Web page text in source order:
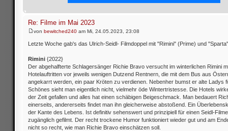
Re: Filme im Mai 2023
von bewitched240 am Mi, 24.05.2023, 23:08
Letzte Woche gab's das Ulrich-Seidl- Filmdoppel mit "Rimini" (Prime) und
Rimini {2022}
Der abgehalfterte Schlagersänger Richie Bravo versucht im winterlichen Rimini
Hotelauftritten vor jeweils wenigen Dutzend Rentnern, die mit dem Bus aus
angekarrt werden, ein paar Kröten zu verdienen. Nebenher bumst er alte Ladys
Schönes sieht man eigentlich nicht, vielmehr öde Wintertristesse. Die Hotels
der Zeit gefallen und alles hat einen schäbigen Beigeschmack. Man bedauert
einerseits, andererseits findet man ihn gleicherweise abstoßend. Ein
der Kante des Lebens. Ist definitiv sehenswert und prinzipiell für einen Seidl-
zugänglich gefilmt. Der recht trockene Humor funktioniert wieder gut und am
nicht so recht, wie man Richie Bravo einschätzen soll.